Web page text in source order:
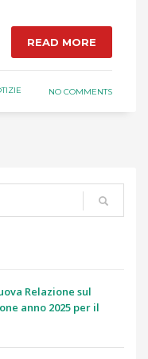
READ MORE
NO COMMENTS
Relazione sul
anno 2025 per il